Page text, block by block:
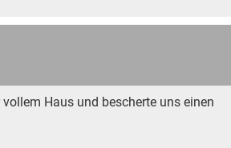
Haus und bescherte uns einen